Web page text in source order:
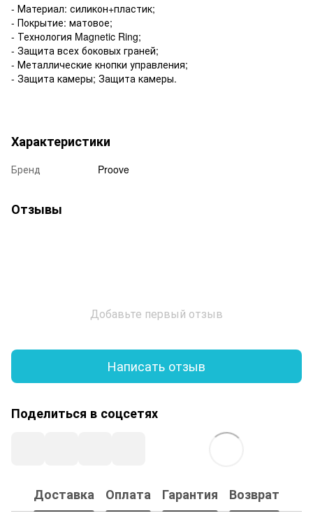
- Материал: силикон+пластик;
- Покрытие: матовое;
- Технология Magnetic Ring;
- Защита всех боковых граней;
- Металлические кнопки управления;
- Защита камеры; Защита камеры.
Характеристики
Бренд Proove
Отзывы
Добавьте первый отзыв
Написать отзыв
Поделиться в соцсетях
Доставка Оплата Гарантия Возврат